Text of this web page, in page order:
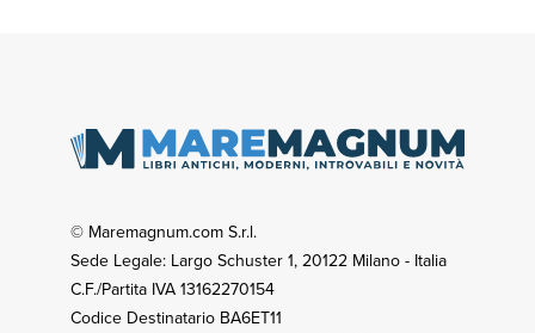
© Maremagnum.com S.r.l.
Sede Legale: Largo Schuster 1, 20122 Milano - Italia
C.F./Partita IVA 13162270154
Codice Destinatario BA6ET11